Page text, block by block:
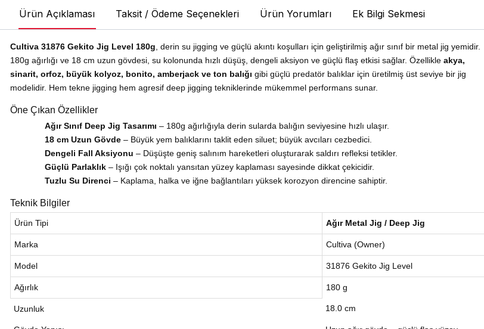
Ürün Açıklaması Taksit / Ödeme Seçenekleri Ürün Yorumları Ek Bilgi Sekmesi
Cultiva 31876 Gekito Jig Level 180g , derin su jigging ve güçlü akıntı koşulları için geliştirilmiş ağır sınıf bir metal jig yemidir.
180g ağırlığı ve 18 cm uzun gövdesi, su kolonunda hızlı düşüş, dengeli aksiyon ve güçlü flaş etkisi sağlar. Özellikle akya,
sinarit, orfoz, büyük kolyoz, bonito, amberjack ve ton balığı gibi güçlü predatör balıklar için üretilmiş üst seviye bir jig
modelidir. Hem tekne jigging hem agresif deep jigging tekniklerinde mükemmel performans sunar.
Öne Çıkan Özellikler
Ağır Sınıf Deep Jig Tasarımı – 180g ağırlığıyla derin sularda balığın seviyesine hızlı ulaşır.
18 cm Uzun Gövde– Büyük yem balıklarını taklit eden siluet; büyük avcıları cezbedici.
Dengeli Fall Aksiyonu – Düşüşte geniş salınım hareketleri oluşturarak saldırı refleksi tetikler.
Güçlü Parlaklık– Işığı çok noktalı yansıtan yüzey kaplaması sayesinde dikkat çekicidir.
Tuzlu Su Direnci – Kaplama, halka ve iğne bağlantıları yüksek korozyon direncine sahiptir.
Teknik Bilgiler
Ürün Tipi Ağır Metal Jig / Deep Jig
Marka Cultiva (Owner)
Model 31876 Gekito Jig Level
Ağırlık 180 g
Uzunluk 18.0 cm